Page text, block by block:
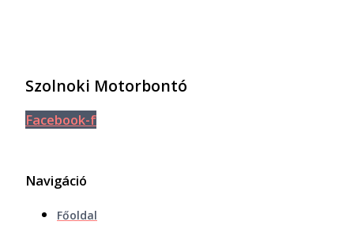
Szolnoki Motorbontó
Facebook-f
Navigáció
Főoldal